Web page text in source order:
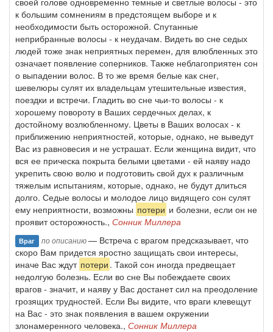
к большим сомнениям в предстоящем выборе и к
необходимости быть осторожной. Спутанные
неприбранные волосы - к неудачам. Видеть во сне седых
людей тоже знак неприятных перемен, для влюбленных это
означает появление соперников. Также неблагоприятен сон
о выпадении волос. В то же время белые как снег,
шевелюры сулят их владельцам утешительные известия,
поездки и встречи. Гладить во сне чьи-то волосы - к
хорошему повороту в Ваших сердечных делах, к
достойному возлюбленному. Цветы в Ваших волосах - к
приближению неприятностей, которые, однако, не выведут
Вас из равновесия и не устрашат. Если женщина видит, что
вся ее прическа покрыта белыми цветами - ей наяву надо
укрепить свою волю и подготовить свой дух к различным
тяжелым испытаниям, которые, однако, не будут длиться
долго. Седые волосы и молодое лицо видящего сон сулят
ему неприятности, возможны потери и болезни, если он не
проявит осторожность., Сонник Миллера
Враг по описанию— Встреча с врагом предсказывает, что
скоро Вам придется яростно защищать свои интересы,
иначе Вас ждут потери . Такой сон иногда предвещает
недолгую болезнь. Если во сне Вы побеждаете своих
врагов - значит, и наяву у Вас достанет сил на преодоление
грозящих трудностей. Если Вы видите, что враги клевещут
на Вас - это знак появления в вашем окружении
злонамеренного человека., Сонник Миллера